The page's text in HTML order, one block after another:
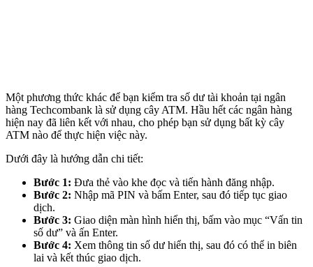
Một phương thức khác để bạn kiểm tra số dư tài khoản tại ngân
hàng Techcombank là sử dụng cây ATM. Hầu hết các ngân hàng
hiện nay đã liên kết với nhau, cho phép bạn sử dụng bất kỳ cây
ATM nào để thực hiện việc này.
Dưới đây là hướng dẫn chi tiết:
Bước 1: Đưa thẻ vào khe đọc và tiến hành đăng nhập.
Bước 2: Nhập mã PIN và bấm Enter, sau đó tiếp tục giao
dịch.
Bước 3: Giao diện màn hình hiển thị, bấm vào mục “Vấn tin
số dư” và ấn Enter.
Bước 4: Xem thông tin số dư hiển thị, sau đó có thể in biên
lai và kết thúc giao dịch.